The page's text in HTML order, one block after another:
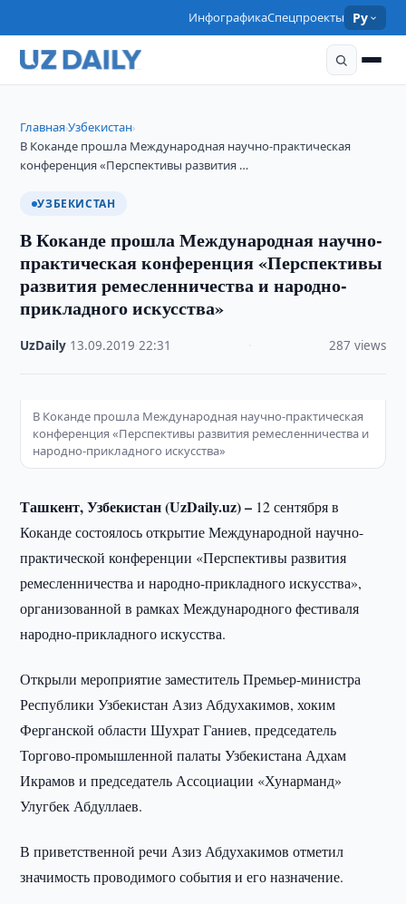
ИнфографикаСпецпроекты Ру
Главная›Узбекистан›
В Коканде прошла Международная научно-практическая
конференция «Перспективы развития …
УЗБЕКИСТАН
В Коканде прошла Международная научно-
практическая конференция «Перспективы
развития ремесленничества и народно-
прикладного искусства»
UzDaily 13.09.2019 ·22:31 287 views
В Коканде прошла Международная научно-практическая
конференция «Перспективы развития ремесленничества и
народно-прикладного искусства»
Ташкент, Узбекистан (UzDaily.uz) – 12 сентября в
Коканде состоялось открытие Международной научно-
практической конференции «Перспективы развития
ремесленничества и народно-прикладного искусства»,
организованной в рамках Международного фестиваля
народно-прикладного искусства.
Открыли мероприятие заместитель Премьер-министра
Республики Узбекистан Азиз Абдухакимов, хоким
Ферганской области Шухрат Ганиев, председатель
Торгово-промышленной палаты Узбекистана Адхам
Икрамов и председатель Ассоциации «Хунарманд»
Улугбек Абдуллаев.
В приветственной речи Азиз Абдухакимов отметил
значимость проводимого события и его назначение.